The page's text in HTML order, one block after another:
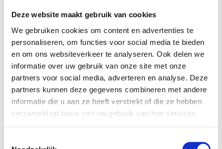
Deze website maakt gebruik van cookies
We gebruiken cookies om content en advertenties te
personaliseren, om functies voor social media te bieden
en om ons websiteverkeer te analyseren. Ook delen we
informatie over uw gebruik van onze site met onze
partners voor social media, adverteren en analyse. Deze
partners kunnen deze gegevens combineren met andere
informatie die u aan ze heeft verstrekt of die ze hebben
verzameld op basis van uw gebruik van hun services.
Specificaties
Schermdiagonaal:
15.6 inch (39,6 cm)
Scherm resolutie:
1920 x 1080 (Full HD)
Touchscreen:
-
Scherm reflectie:
Ontspiegeld
Scherm omklapbaar:
-
Processor:
AMD A9-9425 dual-core